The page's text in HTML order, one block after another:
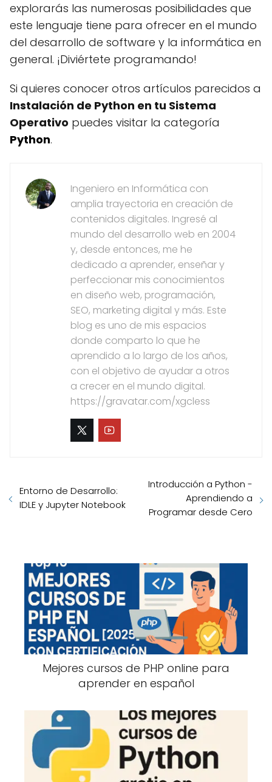
explorarás las numerosas posibilidades que
este lenguaje tiene para ofrecer en el mundo
del desarrollo de software y la informática en
general. ¡Diviértete programando!
Si quieres conocer otros artículos parecidos a
Instalación de Python en tu Sistema
Operativo puedes visitar la categoría
Python.
Ingeniero en Informática con
amplia trayectoria en creación de
contenidos digitales. Ingresé al
mundo del desarrollo web en 2004
y, desde entonces, me he
dedicado a aprender, enseñar y
perfeccionar mis conocimientos
en diseño web, programación,
SEO, marketing digital y más. Este
blog es uno de mis espacios
donde comparto lo que he
aprendido a lo largo de los años,
con el objetivo de ayudar a otros
a crecer en el mundo digital.
https://gravatar.com/xgcless
Entorno de Desarrollo:
IDLE y Jupyter Notebook
Introducción a Python -
Aprendiendo a
Programar desde Cero
Mejores cursos de PHP online para
aprender en español